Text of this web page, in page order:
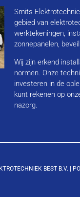
Smits
gebied van
werktekeningen,
zonnepanelen,
Wij zijn erkend
normen. Onze
investeren in de
kunt rekenen op
nazorg.
BEST B.V. |